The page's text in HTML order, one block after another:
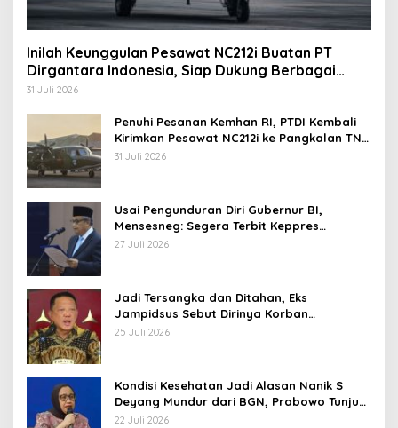
Inilah Keunggulan Pesawat NC212i Buatan PT
Dirgantara Indonesia, Siap Dukung Berbagai
Operasi TNI
31 Juli 2026
Penuhi Pesanan Kemhan RI, PTDI Kembali
Kirimkan Pesawat NC212i ke Pangkalan TNI
AU
31 Juli 2026
Usai Pengunduran Diri Gubernur BI,
Mensesneg: Segera Terbit Keppres
Pemberhentian dengan Hormat
27 Juli 2026
Jadi Tersangka dan Ditahan, Eks
Jampidsus Sebut Dirinya Korban
Kriminalisasi
25 Juli 2026
Kondisi Kesehatan Jadi Alasan Nanik S
Deyang Mundur dari BGN, Prabowo Tunjuk
Wamentan Sudaryono
22 Juli 2026